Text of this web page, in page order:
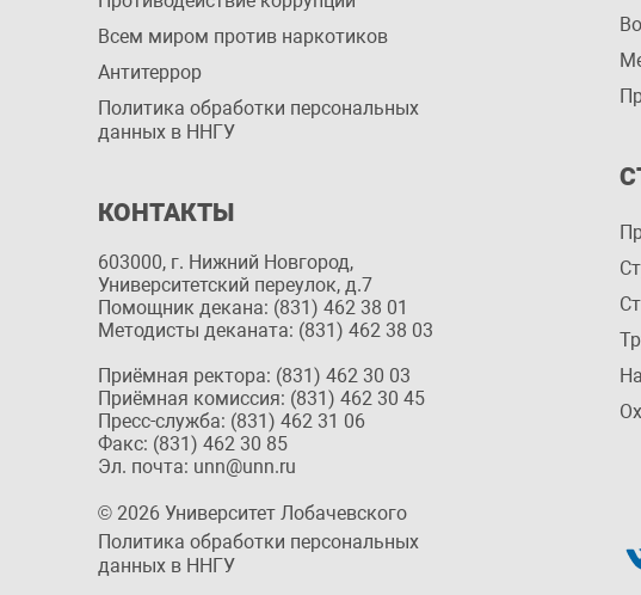
Всем миром против наркотиков
Антитеррор
Политика обработки персональных
данных в ННГУ
КОНТАКТЫ
603000, г. Нижний Новгород,
Университетский переулок, д.7
Помощник декана: (831) 462 38 01
Методисты деканата: (831) 462 38 03
Приёмная ректора: (831) 462 30 03
Приёмная комиссия: (831) 462 30 45
Пресс-служба: (831) 462 31 06
Факс: (831) 462 30 85
Эл. почта: unn@unn.ru
© 2026 Университет Лобачевского
Политика обработки персональных
данных в ННГУ